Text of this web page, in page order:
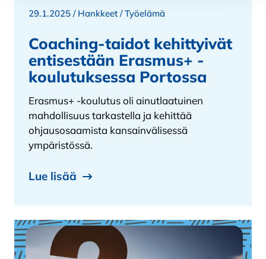
29.1.2025 / Hankkeet /Työelämä
Coaching-taidot kehittyivät
entisestään Erasmus+ -
koulutuksessa Portossa
Erasmus+ -koulutus oli ainutlaatuinen
mahdollisuus tarkastella ja kehittää
ohjausosaamista kansainvälisessä
ympäristössä.
Lue lisää